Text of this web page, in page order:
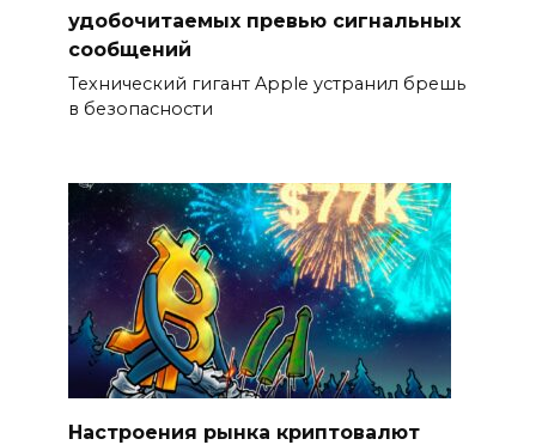
удобочитаемых превью сигнальных
сообщений
Технический гигант Apple устранил брешь
в безопасности
Настроения рынка криптовалют